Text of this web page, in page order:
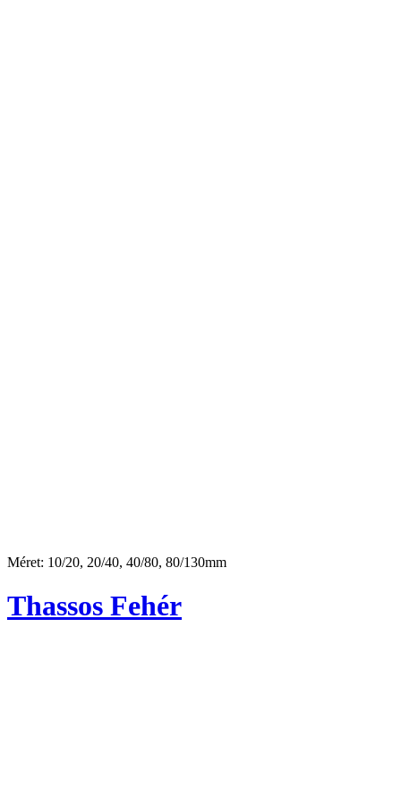
Méret: 10/20, 20/40, 40/80, 80/130mm
Thassos Fehér